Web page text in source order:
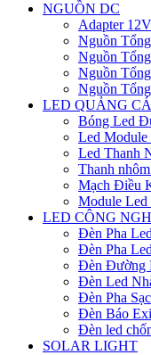
NGUỒN DC
Adapter 12V
Nguồn
Nguồn
Nguồn
Nguồn
LED QUẢNG
Bóng Led
Led Module
Led Thanh
Thanh
Mạch Điều
Module Led
LED CÔNG
Đèn Pha
Đèn Pha
Đèn Đường
Đèn Led
Đèn Pha
Đèn Báo
Đèn led
SOLAR LIGHT